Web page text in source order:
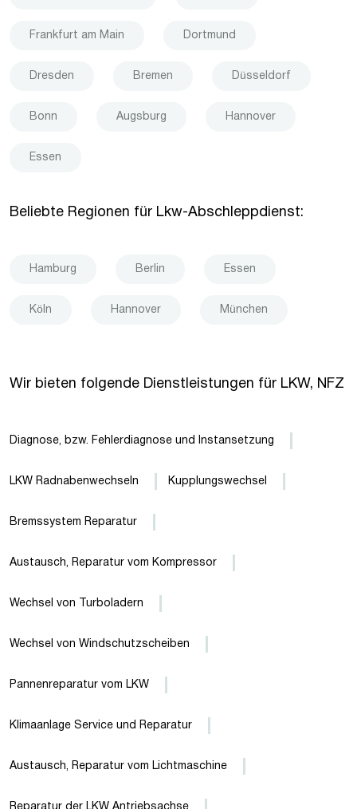
Frankfurt am Main Dortmund
Dresden Bremen Düsseldorf
Bonn Augsburg Hannover
Essen
Beliebte Regionen für Lkw-Abschleppdienst:
Hamburg Berlin Essen
Köln Hannover München
Wir bieten folgende Dienstleistungen für LKW, NFZ
Diagnose, bzw. Fehlerdiagnose und Instansetzung
LKW Radnabenwechseln Kupplungswechsel
Bremssystem Reparatur
Austausch, Reparatur vom Kompressor
Wechsel von Turboladern
Wechsel von Windschutzscheiben
Pannenreparatur vom LKW
Klimaanlage Service und Reparatur
Austausch, Reparatur vom Lichtmaschine
Reparatur der LKW Antriebsachse